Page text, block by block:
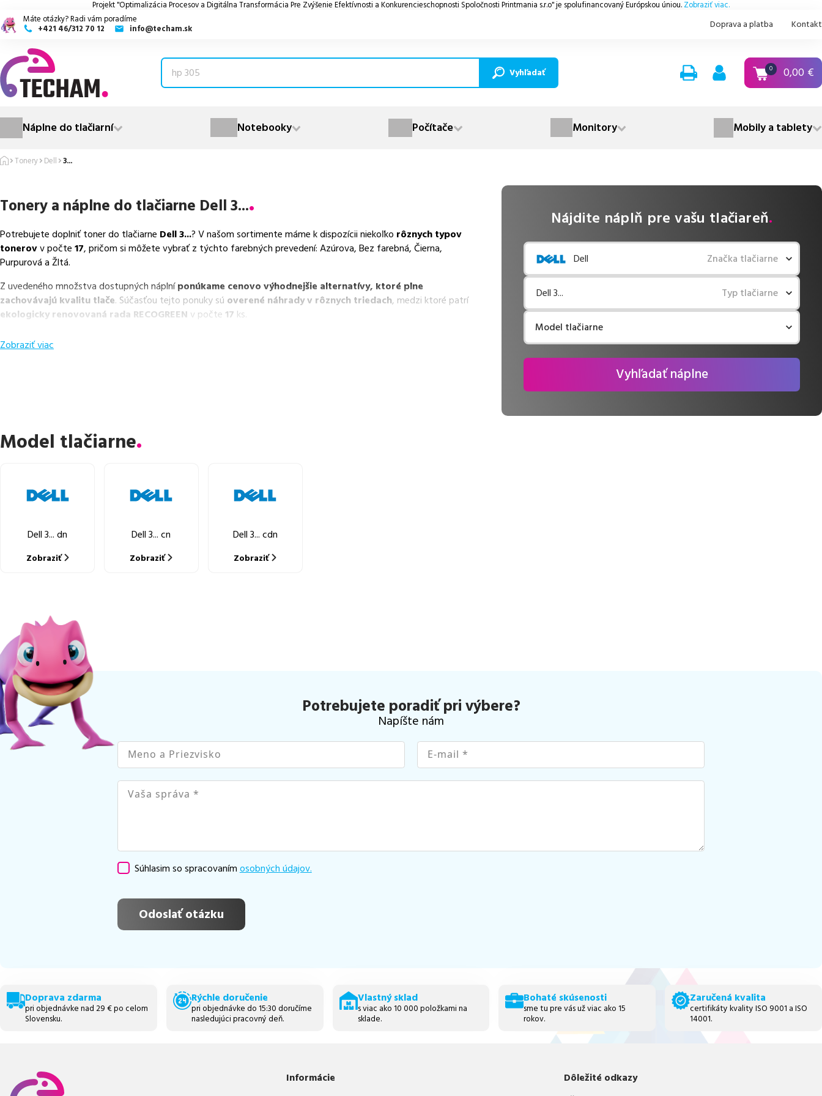
Projekt "Optimalizácia Procesov a Digitálna Transformácia Pre Zvýšenie Efektívnosti a Konkurencieschopnosti Spoločnosti Printmania s.r.o" je spolufinancovaný Európskou úniou. Zobraziť viac.
Máte otázky? Radi vám poradíme
+421 46/312 70 12
info@techam.sk Doprava a platba Kontakt
Vyhľadať 0 0,00 €
Náplne do tlačiarní Notebooky Počítače Monitory Mobily a tablety
Tonery Dell 3...
Tonery a náplne do tlačiarne Dell 3...
Potrebujete doplniť toner do tlačiarne Dell 3...? V našom sortimente máme k dispozícii niekoľko rôznych typov
tonerovv počte 17, pričom si môžete vybrať z týchto farebných prevedení: Azúrova, Bez farebná, Čierna,
Purpurová a Žltá.
Z uvedeného množstva dostupných náplníponúkame cenovo výhodnejšie alternatívy, ktoré plne
zachovávajú kvalitu tlače. Súčasťou tejto ponuky sú overené náhrady v rôznych triedach, medzi ktoré patrí
ekologicky renovovaná rada RECOGREEN v počte 17 ks.
Celá táto certifikovaná ponuka, spĺňajúca normy ISO 9001 a 14001, zaručuje bezproblémovú tlač.
produktu nás nájdete už od
môžete sa na nás kedykoľvek obrátiť e-mailom alebo telefonicky. Sme tu, aby sme vám pomohli vybrať to najlepšie
Zobraziť viac
Nájdite náplň pre vašu tlačiareň.
Značka tlačiarne
Dell
Typ tlačiarne
Dell 3...
Model tlačiarne
Vyhľadať náplne
Model tlačiarne
Dell 3... dn
Zobraziť
Dell 3... cn
Zobraziť
Dell 3... cdn
Zobraziť
Potrebujete poradiť pri výbere?
Napíšte nám
Súhlasim so spracovaním osobných údajov.
Doprava zdarma
pri objednávke nad 29 € po celom
Slovensku.
Rýchle doručenie
pri objednávke do 15:30 doručíme
nasledujúci pracovný deň.
Vlastný sklad
s viac ako 10 000 položkami na
sklade.
Bohaté skúsenosti
sme tu pre vás už viac ako 15
rokov.
Zaručená kvalita
certifikáty kvality ISO 9001 a ISO
14001.
Informácie
Dôležité odkazy